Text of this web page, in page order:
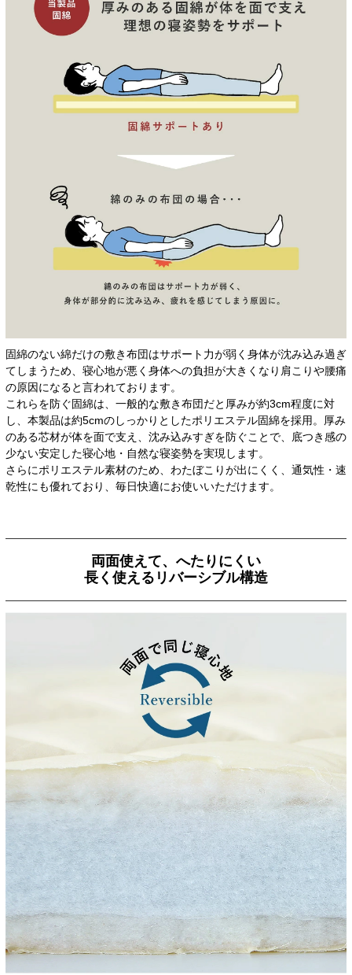
固綿のない綿だけの敷き布団はサポート力が弱く身体が沈み込み過ぎ
てしまうため、寝心地が悪く身体への負担が大きくなり肩こりや腰痛
の原因になると言われております。
これらを防ぐ固綿は、一般的な敷き布団だと厚みが約3cm程度に対
し、本製品は約5cmのしっかりとしたポリエステル固綿を採用。厚み
のある芯材が体を面で支え、沈み込みすぎを防ぐことで、底つき感の
少ない安定した寝心地・自然な寝姿勢を実現します。
さらにポリエステル素材のため、わたぼこりが出にくく、通気性・速
乾性にも優れており、毎日快適にお使いいただけます。
両面使えて、へたりにくい
長く使えるリバーシブル構造